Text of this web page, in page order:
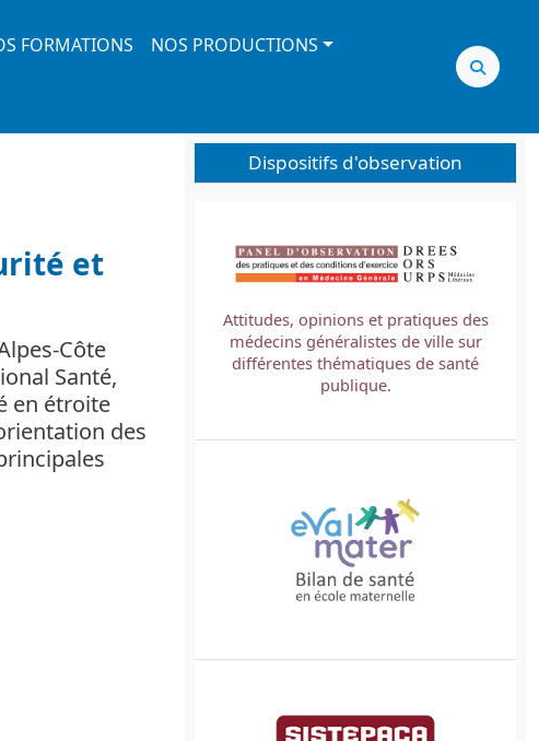
FORMATIONS
NOS PRODUCTIONS
et
Côte
Santé,
en étroite
des
Dispositifs d'observation
Attitudes, opinions et pratiques des
médecins généralistes de ville sur
différentes thématiques de santé
publique.